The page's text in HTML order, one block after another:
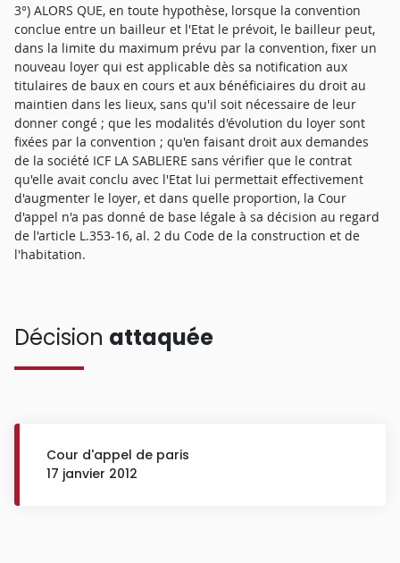
3°) ALORS QUE, en toute hypothèse, lorsque la convention
conclue entre un bailleur et l'Etat le prévoit, le bailleur peut,
dans la limite du maximum prévu par la convention, fixer un
nouveau loyer qui est applicable dès sa notification aux
titulaires de baux en cours et aux bénéficiaires du droit au
maintien dans les lieux, sans qu'il soit nécessaire de leur
donner congé ; que les modalités d'évolution du loyer sont
fixées par la convention ; qu'en faisant droit aux demandes
de la société ICF LA SABLIERE sans vérifier que le contrat
qu'elle avait conclu avec l'Etat lui permettait effectivement
d'augmenter le loyer, et dans quelle proportion, la Cour
d'appel n'a pas donné de base légale à sa décision au regard
de l'article L.353-16, al. 2 du Code de la construction et de
l'habitation.
Décision attaquée
Cour d'appel de paris
17 janvier 2012